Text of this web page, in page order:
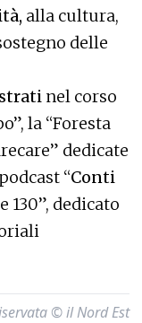
alla cultura,
delle
nel corso
la “Foresta
dedicate
“Conti
130”, dedicato
© il Nord Est